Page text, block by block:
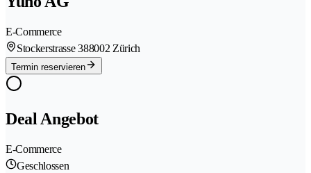
E-Commerce
Stockerstrasse 388002 Zürich
Termin reservieren
Deal Angebot
E-Commerce
Geschlossen